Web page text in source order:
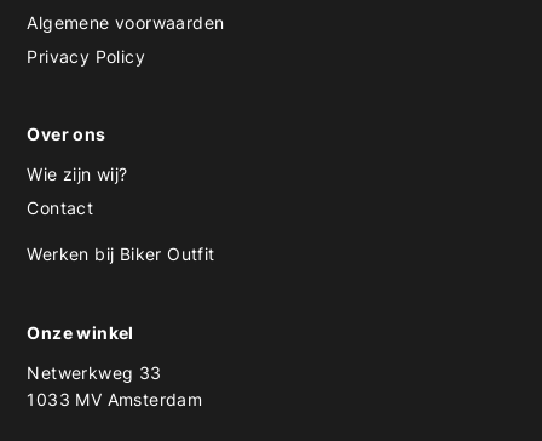
Algemene voorwaarden
Privacy Policy
Over ons
Wie zijn wij?
Contact
Werken bij Biker Outfit
Onze winkel
Netwerkweg 33
1033 MV Amsterdam